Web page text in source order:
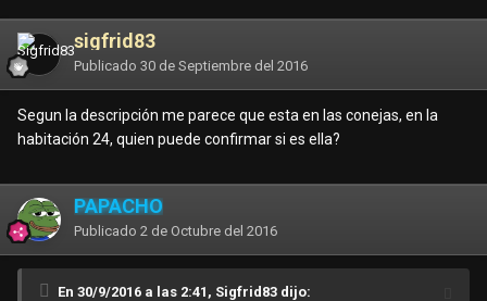
sigfrid83
Publicado 30 de Septiembre del 2016
Segun la descripción me parece que esta en las conejas, en la
habitación 24, quien puede confirmar si es ella?
PAPACHO
Publicado 2 de Octubre del 2016
En 30/9/2016 a las 2:41, Sigfrid83 dijo: